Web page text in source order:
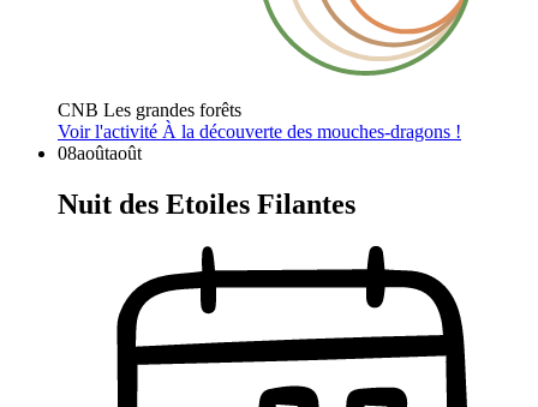
CNB Les grandes forêts
Voir l'activité À la découverte des mouches-dragons !
08aoûtaoût
Nuit des Etoiles Filantes